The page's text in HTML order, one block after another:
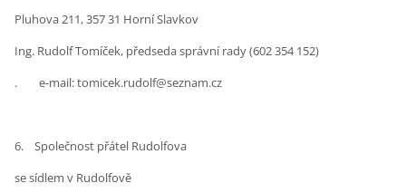
Pluhova 211, 357 31 Horní Slavkov
Ing. Rudolf Tomíček, předseda správní rady (602 354 152)
. e-mail: tomicek.rudolf@seznam.cz
6. Společnost přátel Rudolfova
se sídlem v Rudolfově